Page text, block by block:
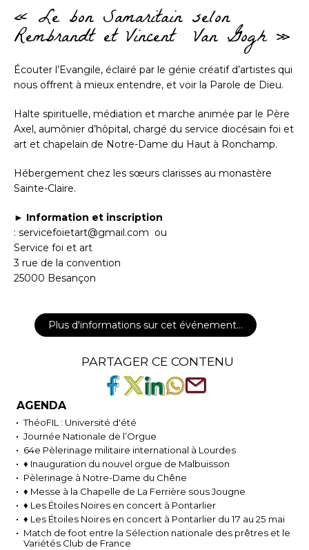
« Le bon Samaritain selon
Rembrandt et Vincent Van Gogh »
Écouter l’Evangile, éclairé par le génie créatif d’artistes qui
nous offrent à mieux entendre, et voir la Parole de Dieu.
Halte spirituelle, médiation et marche animée par le Père
Axel, aumônier d’hôpital, chargé du service diocésain foi et
art et chapelain de Notre-Dame du Haut à Ronchamp.
Hébergement chez les sœurs clarisses au monastère
Sainte-Claire.
► Information et inscription
: servicefoietart@gmail.com ou
Service foi et art
3 rue de la convention
25000 Besançon
Plus d'informations sur cet événement…
PARTAGER CE CONTENU
AGENDA
ThéoFIL : Université d'été
Journée Nationale de l’Orgue
64e Pèlerinage militaire international à Lourdes
♦ Inauguration du nouvel orgue de Malbuisson
Pèlerinage à Notre-Dame du Chêne
♦ Messe à la Chapelle de La Ferrière sous Jougne
♦ Les Étoiles Noires en concert à Pontarlier
♦ Les Étoiles Noires en concert à Pontarlier du 17 au 25 mai
Match de foot entre la Sélection nationale des prêtres et le
Variétés Club de France